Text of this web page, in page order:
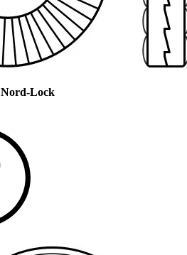
Nord-Lock